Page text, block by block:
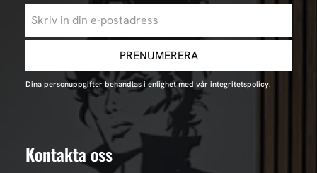
PRENUMERERA
Dina personuppgifter behandlas i enlighet med vår integritetspolicy.
Kontakta oss